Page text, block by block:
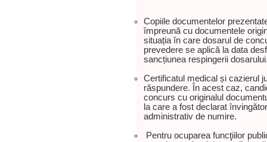
Copiile documentelor
împreună cu documentele
situația în care dosarul de
prevedere se aplică la data
sancțiunea respingerii
Certificatul medical și cazierul
răspundere. În acest caz,
concurs cu originalul
la care a fost declarat
administrativ de numire.
Pentru ocuparea funcţiilor